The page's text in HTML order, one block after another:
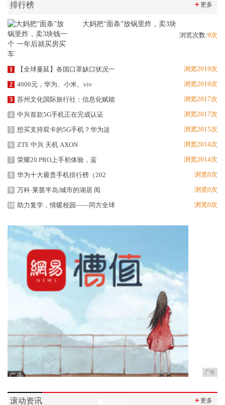
排行榜 ＋更多
大妈把“面条”放锅里炸，卖3块
浏览次数:9次
1 【全球蔓延】各国口罩缺口状况一 浏览2019次
2 4000元，华为、小米、viv 浏览2019次
3 苏州文化国际旅行社：信息化赋能 浏览2017次
4 中兴首款5G手机正在完成认证 浏览2017次
5 想买支持双卡的5G手机？华为这 浏览2015次
6 ZTE 中兴 天机 AXON 浏览2014次
7 荣耀20 PRO上手初体验，蓝 浏览2014次
8 华为十大最贵手机排行榜（202 浏览0次
9 万科·莱茵半岛|城市的湖居 阅 浏览0次
10 助力复学，情暖校园——同方全球 浏览0次
广告
滚动资讯 ＋更多